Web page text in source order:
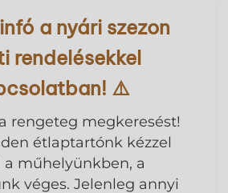
a nyári szezon
rendelésekkel
⚠️
rengeteg megkeresést!
étlaptartónk kézzel
a műhelyünkben, a
véges. Jelenleg annyi